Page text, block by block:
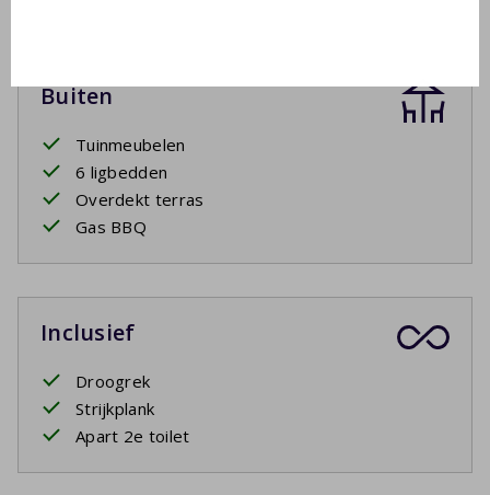
Buiten
Tuinmeubelen
6 ligbedden
Overdekt terras
Gas BBQ
Inclusief
Droogrek
Strijkplank
Apart 2e toilet